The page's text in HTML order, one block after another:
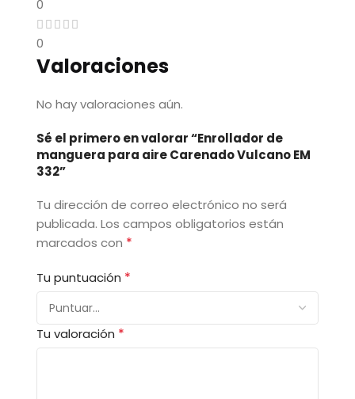
0
0
Valoraciones
No hay valoraciones aún.
Sé el primero en valorar “Enrollador de
manguera para aire Carenado Vulcano EM
332”
Tu dirección de correo electrónico no será
publicada. Los campos obligatorios están
marcados con *
Tu puntuación *
Tu valoración *